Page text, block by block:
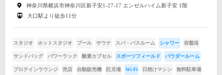
神奈川県横浜市神奈川区新子安1-27-17 エンゼルハイム新子安 1階
大口駅より徒歩11分
スタジオ ホットスタジオ プール サウナ スパ・バスルーム シャワー 岩盤浴
サンドバッグ パワーラック 酸素カプセル スポーツフィールド パウダールーム
プロテインラウンジ 売店 自動販売機 託児場 Wi-Fi 日焼けマシン 無料駐車場